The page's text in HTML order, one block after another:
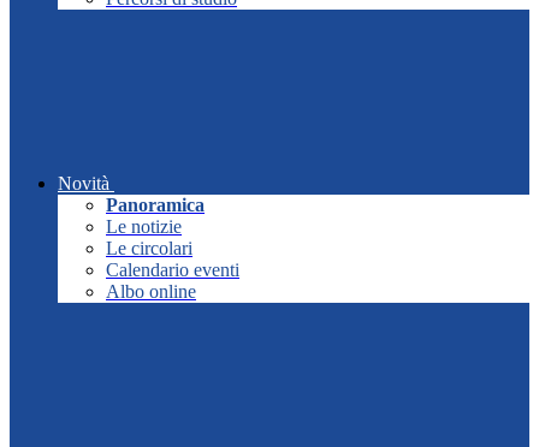
Novità
Panoramica
Le notizie
Le circolari
Calendario eventi
Albo online